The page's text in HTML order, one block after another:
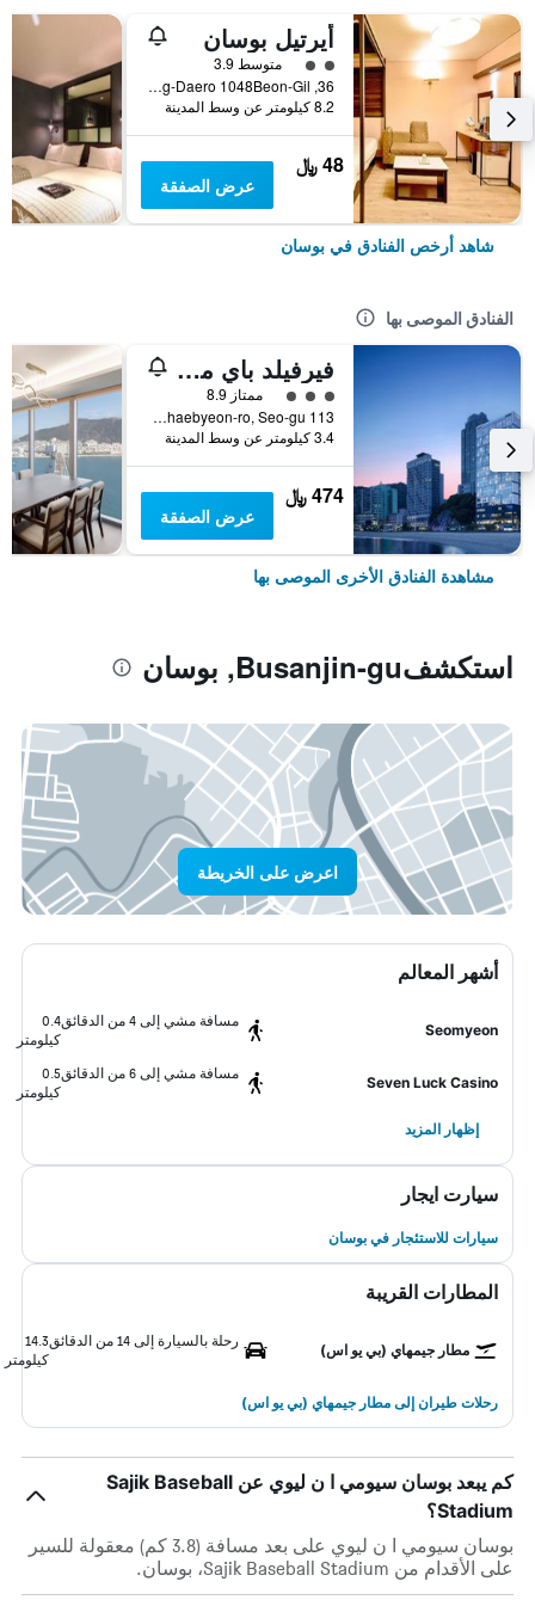
أيرتيل بوسان
تقييم فئة 2متوسط 3.9
36, Nakdong-Daero 1048Beon-Gil, بوسان, كوريا الجنوبية
8.2 كيلومتر عن وسط المدينة
48 ﷼
عرض الصفقة
شاهد أرخص الفنادق في بوسان
الفنادق الموصى بها
فيرفيلد باي ماريوت بوسان سونجدو بيتش
تقييم فئة 3ممتاز 8.9
113 Songdohaebyeon-ro, Seo-gu, بوسان, كوريا الجنوبية
3.4 كيلومتر عن وسط المدينة
474 ﷼
عرض الصفقة
مشاهدة الفنادق الأخرى الموصى بها
استكشفBusanjin-gu, بوسان
اعرض على الخريطة
أشهر المعالم
Seomyeon
مسافة مشي إلى 4 من الدقائق
0.4
كيلومتر
Seven Luck Casino
مسافة مشي إلى 6 من الدقائق
0.5
كيلومتر
إظهار المزيد
سيارت ايجار
سيارات للاستئجار في بوسان
المطارات القريبة
مطار جيمهاي (بي يو اس)
رحلة بالسيارة إلى 14 من الدقائق
14.3
كيلومتر
رحلات طيران إلى مطار جيمهاي (بي يو اس)
كم يبعد بوسان سيومي ا ن ليوي عن Sajik Baseball
Stadium؟
بوسان سيومي ا ن ليوي على بعد مسافة (3.8 كم) معقولة للسير
على الأقدام من Sajik Baseball Stadium، بوسان.